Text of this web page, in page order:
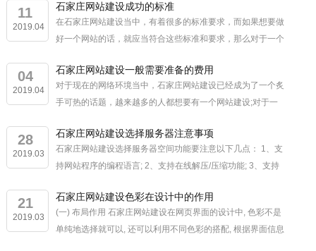
设;那么在石家庄网站建设一个网站...
11
2019.04
石家庄网站建设成功的标准
在石家庄网站建设当中，有着很多的标准要求，而如果想要做
好一个网站的话，就应当符合这些标准和要求，那么对于一个
一、网站定位 ...
04
2019.04
石家庄网站建设一般需要准备的费用
对于现在的网络环境当中，石家庄网站建设已经成为了一个炙
手可热的话题，越来越多的人都想要有一个网站建设;对于一
分别都是哪一个部分，接下来小编就...
28
2019.03
石家庄网站建设选择服务器注意事项
石家庄网站建设选择服务器空间功能要注意以下几点： 1、支
持网站程序的编程语言; 2、支持在线解压/压缩功能; 3、支持
21
2019.03
石家庄网站建设色彩在设计中的作用
(一) 布局作用 石家庄网站建设在网页界面的设计中, 色彩不是
单纯地选择就可以, 还可以利用不同色彩的搭配, 根据界面信息